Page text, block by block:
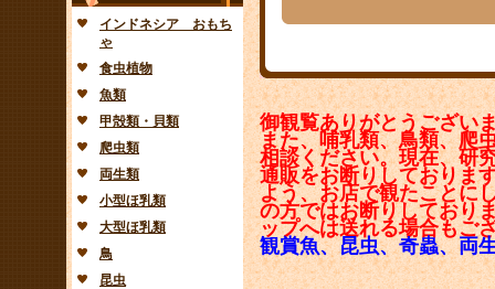
インドネシア おもち
ゃ
食虫植物
魚類
甲殻類・貝類
爬虫類
両生類
小型ほ乳類
大型ほ乳類
鳥
昆虫
御観覧ありがとうござい
また、哺乳類、鳥類、爬
相談ください。現在、研
通販をお断りしておりま
よう、お店で観たことに
の方ではお断りしており
ップへは送れる場合もご
観賞魚、昆虫、奇蟲、両